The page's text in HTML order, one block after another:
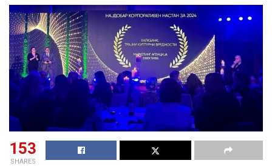
153
SHARES